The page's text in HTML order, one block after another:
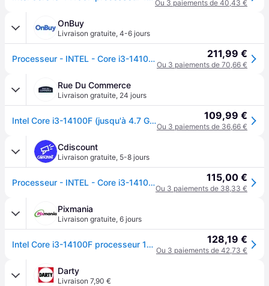
Ou 3 paiements de 40,43 €
OnBuy
Livraison gratuite, 4-6 jours
Processeur - INTEL - Core i3-14100F 4.7GHz LGA1700 Box 211,99 €
Ou 3 paiements de 70,66 €
Rue Du Commerce
Livraison gratuite, 24 jours
Intel Core i3-14100F (jusqu'à 4.7 GHz) 109,99 €
Ou 3 paiements de 36,66 €
Cdiscount
Livraison gratuite, 5-8 jours
Processeur - INTEL - Core i3-14100F 4.7GHz LGA1700 Box - Bleu 115,00 €
Ou 3 paiements de 38,33 €
Pixmania
Livraison gratuite, 6 jours
Intel Core i3-14100F processeur 12 Mo Smart Cache Boîte - Neuf 128,19 €
Ou 3 paiements de 42,73 €
Darty
Livraison 7,90 €